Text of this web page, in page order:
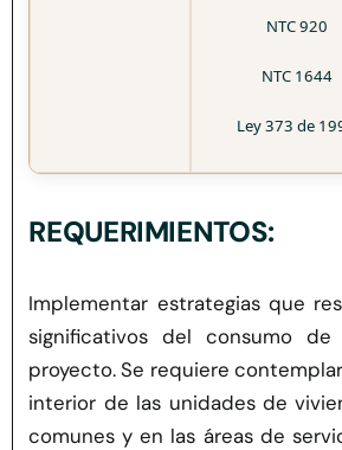
NTC 920
NTC 1644
Ley 373 de
REQUERIMIENTOS:
Implementar estrategias que
significativos del consumo
proyecto. Se requiere
interior de las unidades de
comunes yen las áreas de